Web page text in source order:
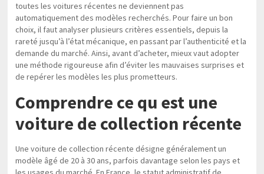
toutes les voitures récentes ne deviennent pas
automatiquement des modèles recherchés. Pour faire un bon
choix, il faut analyser plusieurs critères essentiels, depuis la
rareté jusqu’à l’état mécanique, en passant par l’authenticité et la
demande du marché. Ainsi, avant d’acheter, mieux vaut adopter
une méthode rigoureuse afin d’éviter les mauvaises surprises et
de repérer les modèles les plus prometteurs.
Comprendre ce qu est une
voiture de collection récente
Une voiture de collection récente désigne généralement un
modèle âgé de 20 à 30 ans, parfois davantage selon les pays et